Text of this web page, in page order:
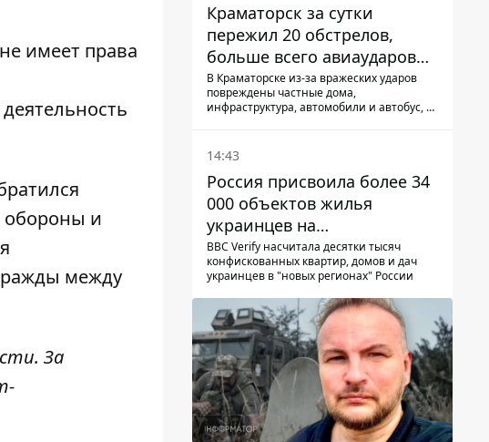
имеет права
обороны и
между
За
Краматорск за сутки
пережил 20 обстрелов,
больше всего авиаударов
КАБ-250
В Краматорске из-за вражеских ударов
повреждены частные дома,
инфраструктура, автомобили и автобус, а
14:43
Россия присвоила более 34
000 объектов жилья
украинцев на
оккупированных
территориях -
BBC Verify насчитала десятки тысяч
конфискованных квартир, домов и дач
украинцев в "новых регионах" России